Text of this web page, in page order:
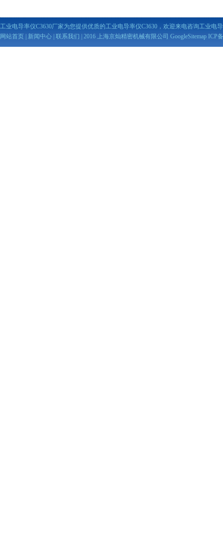
工业电导率仪C3630厂家为您提供优质的工业电导率仪C3630，欢迎来电咨询工业电
网站首页
新闻中心 联系我们 | 2016 上海京灿精密机械有限公司 GoogleSitemap ICP